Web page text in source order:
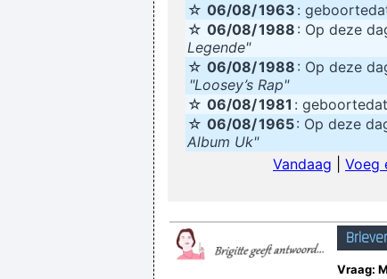
☆ 06/08/1963 :
☆ 06/08/1988 : Op deze
Legende"
☆ 06/08/1988 : Op deze
"Loosey’s Rap"
☆ 06/08/1981 :
☆ 06/08/1965: Op deze
Album Uk"
Vandaag
Voeg
Vraag: